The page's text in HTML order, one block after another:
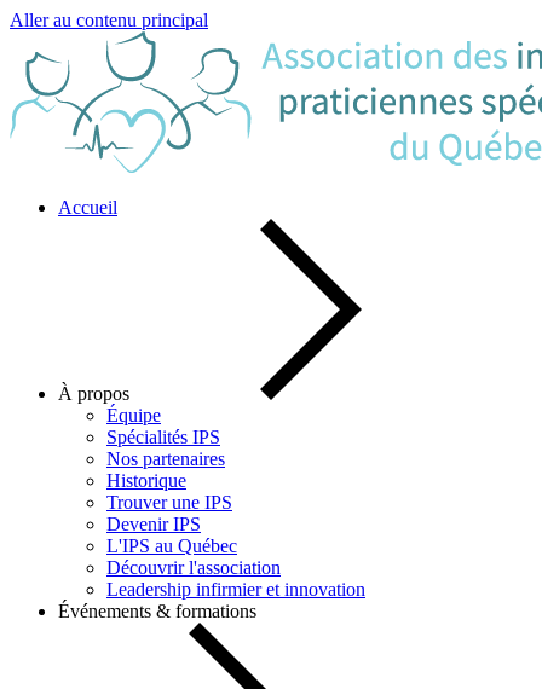
Aller au contenu principal
Accueil
À propos
Équipe
Spécialités IPS
Nos partenaires
Historique
Trouver une IPS
Devenir IPS
L'IPS au Québec
Découvrir l'association
Leadership infirmier et innovation
Événements & formations